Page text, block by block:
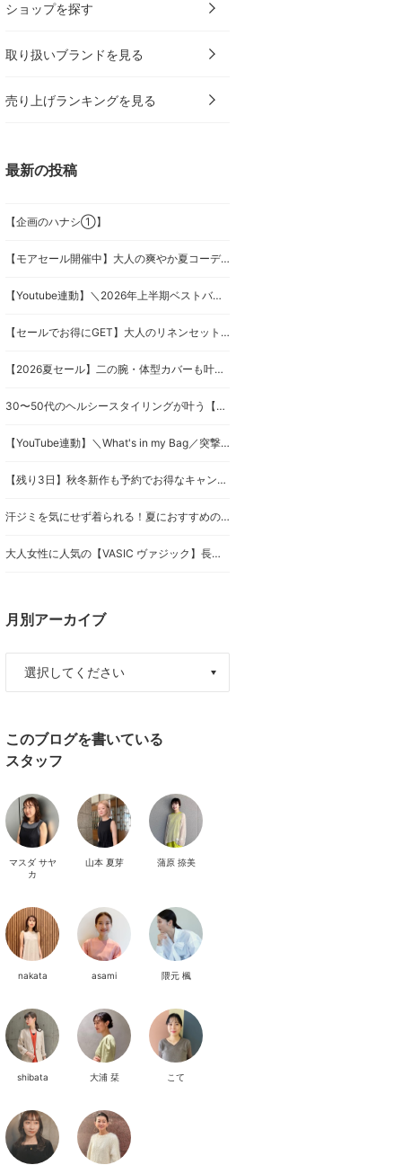
ショップを探す
取り扱いブランドを見る
売り上げランキングを見る
最新の投稿
【企画のハナシ①】
【モアセール開催中】大人の爽やか夏コーデ2選
【Youtube連動】＼2026年上半期ベストバイ／私たちがリアルに買ってよかったもの
【セールでお得にGET】大人のリネンセットアップとマキシ丈ワンピース
【2026夏セール】二の腕・体型カバーも叶う！優秀トップス人気ランキングBEST5
30〜50代のヘルシースタイリングが叶う【・M セットアップ】
【YouTube連動】＼What's in my Bag／突撃！アパレルスタッフの夏の通勤バッグの中身を大公開！
【残り3日】秋冬新作も予約でお得なキャンペーン開催中！人気ランキングTOP5
汗ジミを気にせず着られる！夏におすすめのトップス特集
大人女性に人気の【VASIC ヴァジック】長く愛せるバッグ紹介
月別アーカイブ
このブログを書いている
スタッフ
マスダ サヤ
カ
山本 夏芽 蒲原 捺美
nakata asami 隈元 楓
shibata 大浦 栞 こて